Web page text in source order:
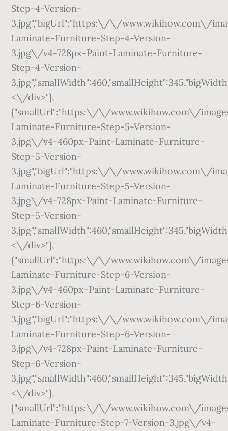
Step-4-Version-
3.jpg","bigUrl":"https:\/\/www.wikihow.com\/
Laminate-Furniture-Step-4-Version-
3.jpg\/v4-728px-Paint-Laminate-Furniture-
Step-4-Version-
<\/div>"},
{"smallUrl":"https:\/\/www.wikihow.com\/
Laminate-Furniture-Step-5-Version-
3.jpg\/v4-460px-Paint-Laminate-Furniture-
Step-5-Version-
3.jpg","bigUrl":"https:\/\/www.wikihow.com\/
Laminate-Furniture-Step-5-Version-
3.jpg\/v4-728px-Paint-Laminate-Furniture-
Step-5-Version-
<\/div>"},
{"smallUrl":"https:\/\/www.wikihow.com\/
Laminate-Furniture-Step-6-Version-
3.jpg\/v4-460px-Paint-Laminate-Furniture-
Step-6-Version-
3.jpg","bigUrl":"https:\/\/www.wikihow.com\/
Laminate-Furniture-Step-6-Version-
3.jpg\/v4-728px-Paint-Laminate-Furniture-
Step-6-Version-
<\/div>"},
{"smallUrl":"https:\/\/www.wikihow.com\/
Laminate-Furniture-Step-7-Version-3.jpg\/v4-